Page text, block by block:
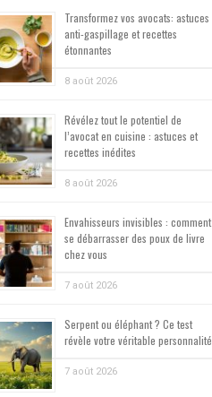
Transformez vos avocats: astuces
anti-gaspillage et recettes
étonnantes
8 août 2026
Révélez tout le potentiel de
l’avocat en cuisine : astuces et
recettes inédites
8 août 2026
Envahisseurs invisibles : comment
se débarrasser des poux de livre
chez vous
7 août 2026
Serpent ou éléphant ? Ce test
révèle votre véritable personnalité
7 août 2026